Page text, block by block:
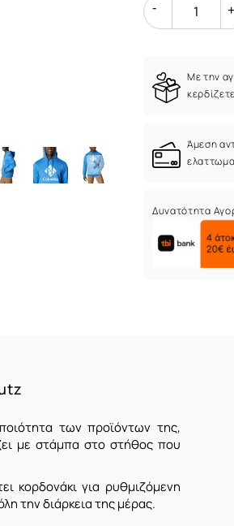
Quantity
Με την
Άμεση
Δυνατότητα
των προϊόντων της,
με στάμπα στο στήθος που
κορδονάκι για ρυθμιζόμενη
την διάρκεια της μέρας.